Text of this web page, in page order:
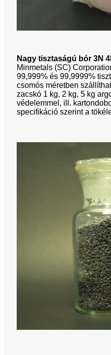
Nagy tisztaságú bór 3N
Minmetals (SC)
99,999% és 99,9999%
csomós méretben
zacskó 1 kg, 2 kg, 5 kg
védelemmel, ill.
specifikáció szerint a